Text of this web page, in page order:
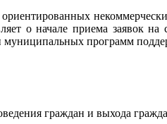
о начале приема заявок
муниципальных программ
граждан и выхода